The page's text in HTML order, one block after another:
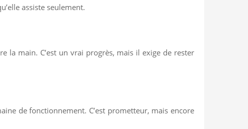
assiste seulement.
la main. C’est un vrai progrès, mais il exige de rester
de fonctionnement. C’est prometteur, mais encore